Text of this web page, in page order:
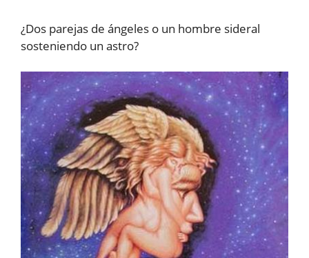
¿Dos parejas de ángeles o un hombre sideral
sosteniendo un astro?